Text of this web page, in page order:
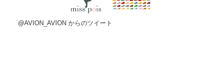
@AVION_AVION からのツイート